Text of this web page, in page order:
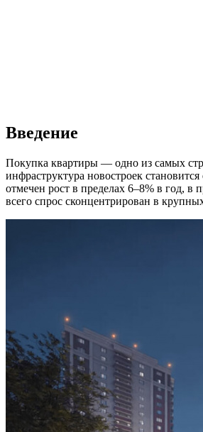
Введение
Покупка квартиры — одно из самых
инфраструктура новостроек
отмечен рост в пределах 6–8% в год,
всего спрос сконцентрирован в